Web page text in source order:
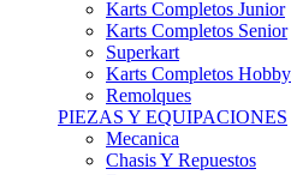
Superkart
Karts Completos Hobbye
Remolques
PIEZAS Y EQUIPACIONES
Mecanica
Chasis Y Repuestos
Frenos